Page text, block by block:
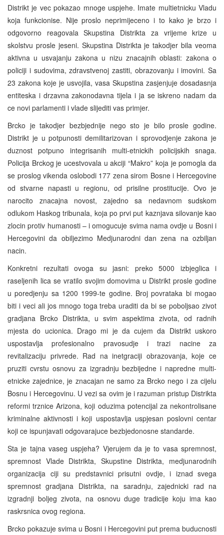
Distrikt je vec pokazao mnoge uspjehe. Imate multietnicku Vladu
koja funkcionise. Nije proslo neprimijeceno i to kako je brzo i
odgovorno reagovala Skupstina Distrikta za vrijeme krize u
skolstvu prosle jeseni. Skupstina Distrikta je takodjer bila veoma
aktivna u usvajanju zakona u nizu znacajnih oblasti: zakona o
policiji i sudovima, zdravstvenoj zastiti, obrazovanju i imovini. Sa
23 zakona koje je usvojila, vasa Skupstina zasjenjuje dosadasnja
entiteska i drzavna zakonodavna tijela i ja se iskreno nadam da
ce novi parlamenti i vlade slijediti vas primjer.
Brcko je takodjer bezbjednije nego sto je bilo prosle godine.
Distrikt je u potpunosti demilitarizovan i sprovodjenje zakona je
duznost potpuno integrisanih multi-etnickih policijskih snaga.
Policija Brckog je ucestvovala u akciji “Makro” koja je pomogla da
se proslog vikenda oslobodi 177 zena sirom Bosne i Hercegovine
od stvarne napasti u regionu, od prisilne prostitucije. Ovo je
narocito znacajna novost, zajedno sa nedavnom sudskom
odlukom Haskog tribunala, koja po prvi put kaznjava silovanje kao
zlocin protiv humanosti – i omogucuje svima nama ovdje u Bosni i
Hercegovini da obiljezimo Medjunarodni dan zena na ozbiljan
nacin.
Konkretni rezultati ovoga su jasni: preko 5000 izbjeglica i
raseljenih lica se vratilo svojim domovima u Distrikt prosle godine
u poredjenju sa 1200 1999-te godine. Broj povrataka bi mogao
biti i veci ali jos mnogo toga treba uraditi da bi se poboljsao zivot
gradjana Brcko Distrikta, u svim aspektima zivota, od radnih
mjesta do ucionica. Drago mi je da cujem da Distrikt uskoro
uspostavlja profesionalno pravosudje i trazi nacine za
revitalizaciju privrede. Rad na inetgraciji obrazovanja, koje ce
pruziti cvrstu osnovu za izgradnju bezbijedne i napredne multi-
etnicke zajednice, je znacajan ne samo za Brcko nego i za cijelu
Bosnu i Hercegovinu. U vezi sa ovim je i razuman pristup Distrikta
reformi trznice Arizona, koji oduzima potencijal za nekontrolisane
kriminalne aktivnosti i koji uspostavlja uspjesan poslovni centar
koji ce ispunjavati odgovarajuce bezbjedonosne standarde.
Sta je tajna vaseg uspjeha? Vjerujem da je to vasa spremnost,
spremnost Vlade Distrikta, Skupstine Distrikta, medjunarodnih
organizacija ciji su predstavnici prisutni ovdje, i iznad svega
spremnost gradjana Distrikta, na saradnju, zajednicki rad na
izgradnji boljeg zivota, na osnovu duge tradicije koju ima kao
raskrsnica ovog regiona.
Brcko pokazuje svima u Bosni i Hercegovini put prema buducnosti